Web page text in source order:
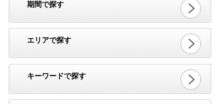
期間で探す
エリアで探す
キーワードで探す